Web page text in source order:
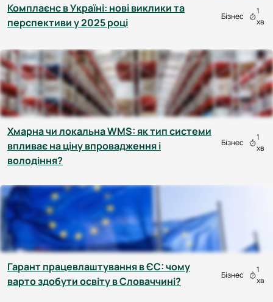
Комплаєнс в Україні: нові виклики та
перспективи у 2025 році
Бізнес
1
хв
Хмарна чи локальна WMS: як тип системи
впливає на ціну впровадження і
володіння?
Бізнес
1
хв
Гарант працевлаштування в ЄС: чому
варто здобути освіту в Словаччині?
Бізнес
1
хв